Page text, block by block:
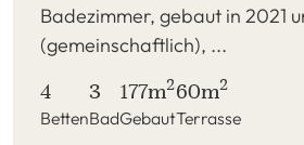
Badezimmer, gebaut in 2021
(gemeinschaftlich), ...
4
Betten
3
Bad
177m2
Gebaut
60m2
Terrasse